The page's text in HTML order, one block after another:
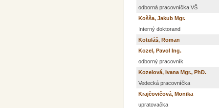
odborná pracovníčka VŠ
Košša, Jakub Mgr.
Interný doktorand
Kotuláš, Roman
Kozel, Pavol Ing.
odborný pracovník
Kozelová, Ivana Mgr., PhD.
Vedecká pracovníčka
Krajčovičová, Monika
upratovačka